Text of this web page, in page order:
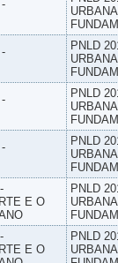
PNLD
PNLD
PNLD
E O
PNLD
E O
PNLD